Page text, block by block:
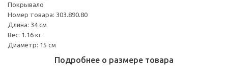
Покрывало
Номер товара: 303.890.80
Длина: 34 см
Вес: 1.16 кг
Диаметр: 15 см
Подробнее о размере товара